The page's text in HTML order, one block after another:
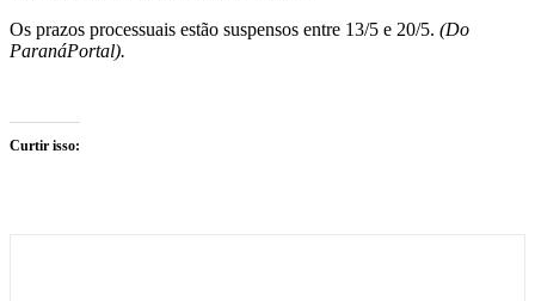
Os prazos processuais estão suspensos entre 13/5 e 20/5. (Do
ParanáPortal).
Curtir isso: